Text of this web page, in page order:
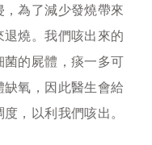
為了減少發燒帶來
燒。我們咳出來的
的屍體，痰一多可
氧，因此醫生會給
，以利我們咳出。